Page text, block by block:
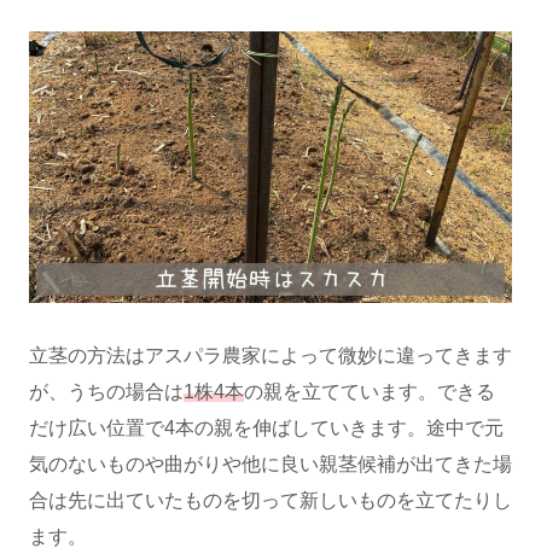
立茎の方法はアスパラ農家によって微妙に違ってきます
が、うちの場合は1株4本の親を立てています。できる
だけ広い位置で4本の親を伸ばしていきます。途中で元
気のないものや曲がりや他に良い親茎候補が出てきた場
合は先に出ていたものを切って新しいものを立てたりし
ます。